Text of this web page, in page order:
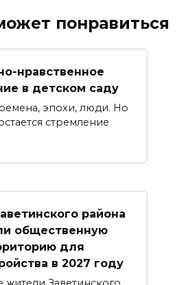
понравиться
нравственное
в детском саду
эпохи, люди. Но
стремление
района
общественную
для
в 2027 году